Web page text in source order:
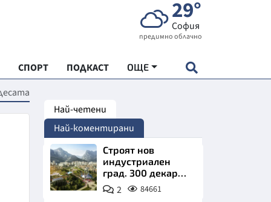
29°
София
предимно облачно
СПОРТ ПОДКАСТ ОЩЕ
"ЧУДЕСАТА НА БЪЛГАРИЯ"
Най-четени
Най-коментирани
Строят нов
индустриален
град. 300 декара
чакат златни
заводи
2 84661